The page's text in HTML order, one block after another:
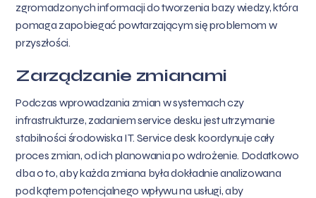
zgromadzonych informacji do tworzenia bazy wiedzy, która
pomaga zapobiegać powtarzającym się problemom w
przyszłości.
Zarządzanie zmianami
Podczas wprowadzania zmian w systemach czy
infrastrukturze, zadaniem service desku jest utrzymanie
stabilności środowiska IT. Service desk koordynuje cały
proces zmian, od ich planowania po wdrożenie. Dodatkowo
dba o to, aby każda zmiana była dokładnie analizowana
pod kątem potencjalnego wpływu na usługi, aby